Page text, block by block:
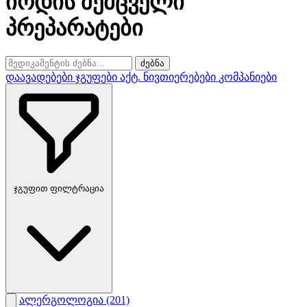
პრეპარატები
ძებნა
დაავადებები ჯგუფები აქტ. ნივთიერებები კომპანიები
ჯგუფით ფილტრაცია
ალერგოლოგია (201)